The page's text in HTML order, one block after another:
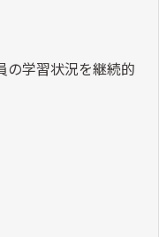
の学習状況を継続的